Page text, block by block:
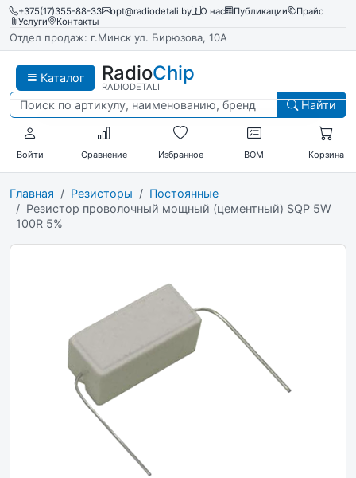
+375(17)355-88-33 opt@radiodetali.by О нас Публикации
Прайс
Услуги
Контакты
Отдел продаж: г.Минск ул. Бирюзова, 10А
Каталог RadioChip
RADIODETALI
Найти
Войти Сравнение Избранное BOM Корзина
Главная Резисторы
Постоянные
Резистор проволочный мощный (цементный) SQP 5W
100R 5%